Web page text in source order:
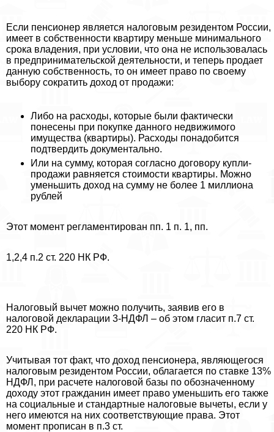
Если пенсионер является налоговым резидентом России,
имеет в собственности квартиру меньше минимального
срока владения, при условии, что она не использовалась
в предпринимательской деятельности, и теперь продает
данную собственность, то он имеет право по своему
выбору сократить доход от продажи:
Либо на расходы, которые были фактически
понесены при покупке данного недвижимого
имущества (квартиры). Расходы понадобится
подтвердить документально.
Или на сумму, которая согласно договору купли-
продажи равняется стоимости квартиры. Можно
уменьшить доход на сумму не более 1 миллиона
рублей
Этот момент регламентирован пп. 1 п. 1, пп.
1,2,4 п.2 ст. 220 НК РФ.
Налоговый вычет можно получить, заявив его в
налоговой декларации 3-НДФЛ – об этом гласит п.7 ст.
220 НК РФ.
Учитывая тот факт, что доход пенсионера, являющегося
налоговым резидентом России, облагается по ставке 13%
НДФЛ, при расчете налоговой базы по обозначенному
доходу этот гражданин имеет право уменьшить его также
на социальные и стандартные налоговые вычеты, если у
него имеются на них соответствующие права. Этот
момент прописан в п.3 ст.